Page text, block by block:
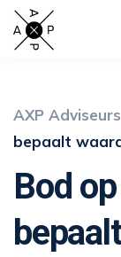
AXP Adviseurs
bepaalt
Bod